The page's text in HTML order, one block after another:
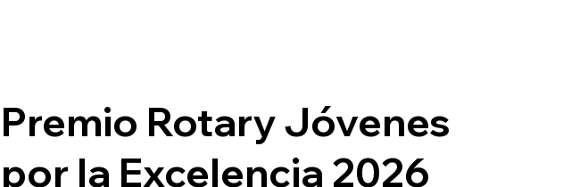
Premio Rotary Jóvenes
por la Excelencia 2026